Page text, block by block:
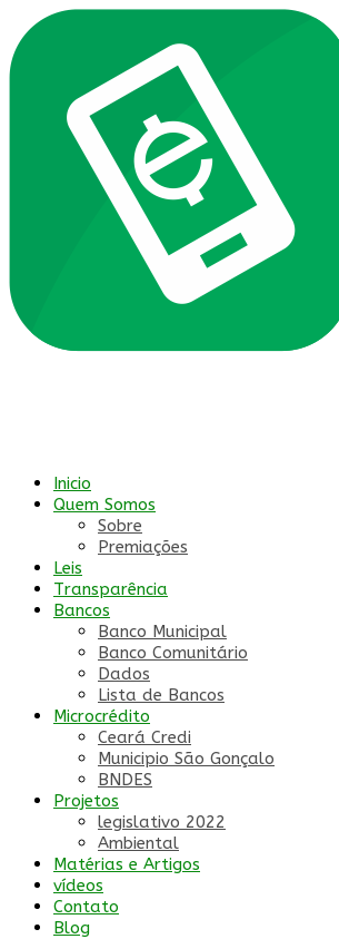
Inicio
Quem Somos
Sobre
Premiações
Leis
Transparência
Bancos
Banco Municipal
Banco Comunitário
Dados
Lista de Bancos
Microcrédito
Ceará Credi
Municipio São Gonçalo
BNDES
Projetos
legislativo 2022
Ambiental
Matérias e Artigos
vídeos
Contato
Blog